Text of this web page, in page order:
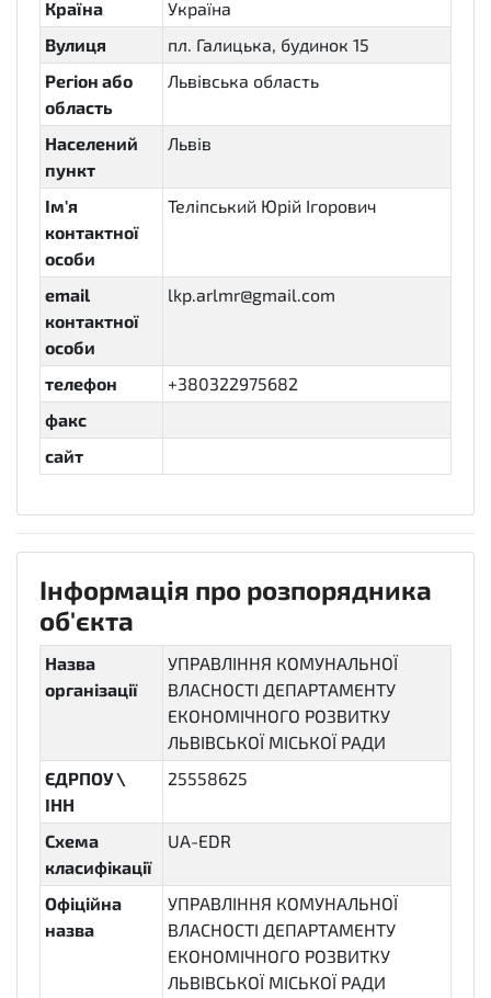
Країна
Україна
Вулиця
пл. Галицька, будинок 15
Регіон або
область
Львівська область
Населений
пункт
Львів
Ім'я
контактної
особи
Теліпський Юрій Ігорович
email
контактної
особи
lkp.arlmr@gmail.com
телефон
+380322975682
факс
сайт
Інформація про розпорядника
об'єкта
Назва
організації
УПРАВЛІННЯ КОМУНАЛЬНОЇ
ВЛАСНОСТІ ДЕПАРТАМЕНТУ
ЕКОНОМІЧНОГО РОЗВИТКУ
ЛЬВІВСЬКОЇ МІСЬКОЇ РАДИ
ЄДРПОУ \
ІНН
25558625
Схема
класифікації
UA-EDR
Офіційна
назва
УПРАВЛІННЯ КОМУНАЛЬНОЇ
ВЛАСНОСТІ ДЕПАРТАМЕНТУ
ЕКОНОМІЧНОГО РОЗВИТКУ
ЛЬВІВСЬКОЇ МІСЬКОЇ РАДИ